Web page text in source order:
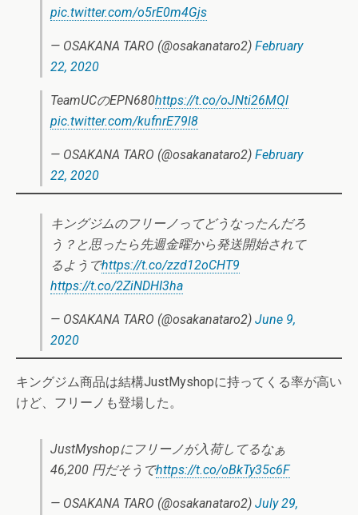
pic.twitter.com/o5rE0m4Gjs
— OSAKANA TARO (@osakanataro2) February
22, 2020
TeamUCのEPN680https://t.co/oJNti26MQl
pic.twitter.com/kufnrE79l8
— OSAKANA TARO (@osakanataro2) February
22, 2020
キングジムのフリーノってどうなったんだろ
う？と思ったら先週金曜から発送開始されて
るようでhttps://t.co/zzd12oCHT9
https://t.co/2ZiNDHI3ha
— OSAKANA TARO (@osakanataro2) June 9,
2020
キングジム商品は結構JustMyshopに持ってくる率が高い
けど、フリーノも登場した。
JustMyshopにフリーノが入荷してるなぁ
46,200 円だそうでhttps://t.co/oBkTy35c6F
— OSAKANA TARO (@osakanataro2) July 29,